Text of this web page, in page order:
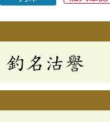
釣名沽譽